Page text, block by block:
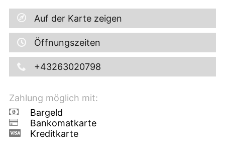
Auf der Karte zeigen
Öffnungszeiten
+43263020798
Zahlung möglich mit:
Bargeld
Bankomatkarte
Kreditkarte